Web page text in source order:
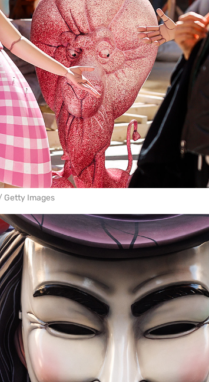
Getty Images